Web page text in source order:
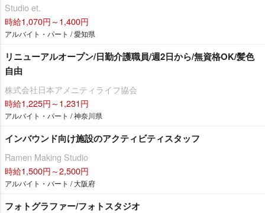
Studio et.
時給1,070円～1,400円
アルバイト・パート / 愛知県
リニューアルオープン/日勤介護職員/週2日から/無資格OK/髪色
自由
株式会社日本アメニティライフ協会
時給1,225円～1,231円
アルバイト・パート / 神奈川県
インバウンド向け施設のアクティビティスタッフ
Ramen Making Studio
時給1,500円～2,500円
アルバイト・パート / 大阪府
フォトグラファー/フォトスタジオ